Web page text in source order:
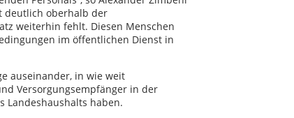
deutlich oberhalb der
weiterhin fehlt. Diesen Menschen
im öffentlichen Dienst in
auseinander, in wie weit
Versorgungsempfänger in der
Landeshaushalts haben.